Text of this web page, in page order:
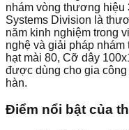
nhám vòng thương hiệu
Systems Division là
năm kinh nghiệm trong
nghệ và giải pháp
hạt mài 80, Cỡ dây
được dùng cho gia
hàn.
Điểm nổi bật của